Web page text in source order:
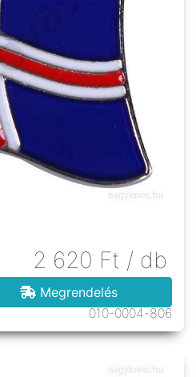
2 620 Ft / db
Megrendelés
010-0004-806